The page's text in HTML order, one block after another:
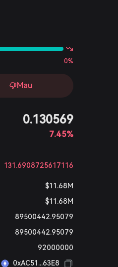
0%
Mau
0.130569
7.45%
131.6908725617116
$11.68M
$11.68M
89500442.95079
89500442.95079
92000000
0xAC51...63E8